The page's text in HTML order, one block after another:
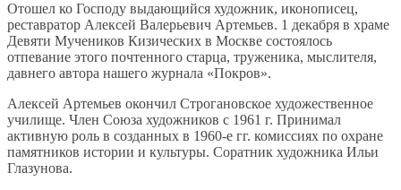
Отошел ко Господу выдающийся художник, иконописец,
реставратор Алексей Валерьевич Артемьев. 1 декабря в храме
Девяти Мучеников Кизических в Москве состоялось
отпевание этого почтенного старца, труженика, мыслителя,
давнего автора нашего журнала «Покров».
Алексей Артемьев окончил Строгановское художественное
училище. Член Союза художников с 1961 г. Принимал
активную роль в созданных в 1960-е гг. комиссиях по охране
памятников истории и культуры. Соратник художника Ильи
Глазунова.